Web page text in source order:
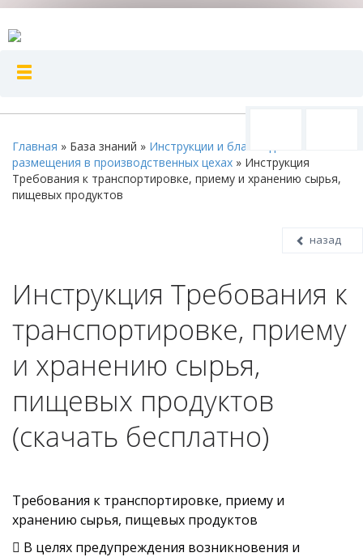
Главная » База знаний » Инструкции и бланки для
размещения в производственных цехах » Инструкция
Требования к транспортировке, приему и хранению сырья,
пищевых продуктов
назад
Инструкция Требования к
транспортировке, приему
и хранению сырья,
пищевых продуктов
(скачать бесплатно)
Требования к транспортировке, приему и
хранению сырья, пищевых продуктов
 В целях предупреждения возникновения и